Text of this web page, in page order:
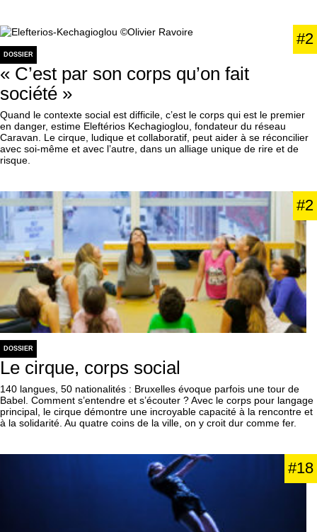
#2
DOSSIER
« C’est par son corps qu’on fait
société »
Quand le contexte social est difficile, c’est le corps qui est le premier
en danger, estime Eleftérios Kechagioglou, fondateur du réseau
Caravan. Le cirque, ludique et collaboratif, peut aider à se réconcilier
avec soi-même et avec l’autre, dans un alliage unique de rire et de
risque.
#2
DOSSIER
Le cirque, corps social
140 langues, 50 nationalités : Bruxelles évoque parfois une tour de
Babel. Comment s’entendre et s’écouter ? Avec le corps pour langage
principal, le cirque démontre une incroyable capacité à la rencontre et
à la solidarité. Au quatre coins de la ville, on y croit dur comme fer.
#18